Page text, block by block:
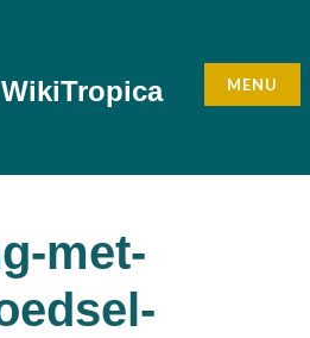
WikiTropica MENU
met-